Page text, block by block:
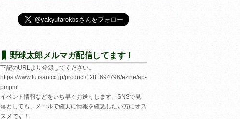
野球太郎メルマガ配信してます！
下記のURLより登録してください。
https://www.fujisan.co.jp/product/1281694796/ezine/ap-
pmpm
イベント情報などをいち早くお送りします。SNSで見
落としても、メールで確実に情報を確認したい方にオス
スメです！